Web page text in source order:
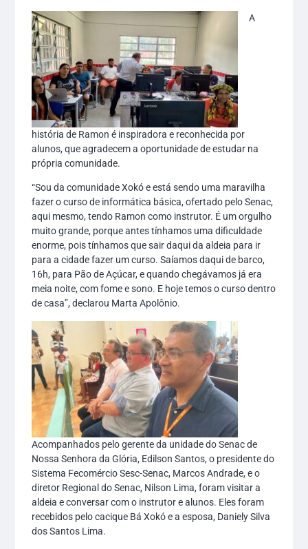
A
história de Ramon é inspiradora e reconhecida por
alunos, que agradecem a oportunidade de estudar na
própria comunidade.
“Sou da comunidade Xokó e está sendo uma maravilha
fazer o curso de informática básica, ofertado pelo Senac,
aqui mesmo, tendo Ramon como instrutor. É um orgulho
muito grande, porque antes tínhamos uma dificuldade
enorme, pois tínhamos que sair daqui da aldeia para ir
para a cidade fazer um curso. Saíamos daqui de barco,
16h, para Pão de Açúcar, e quando chegávamos já era
meia noite, com fome e sono. E hoje temos o curso dentro
de casa”, declarou Marta Apolônio.
Acompanhados pelo gerente da unidade do Senac de
Nossa Senhora da Glória, Edilson Santos, o presidente do
Sistema Fecomércio Sesc-Senac, Marcos Andrade, e o
diretor Regional do Senac, Nilson Lima, foram visitar a
aldeia e conversar com o instrutor e alunos. Eles foram
recebidos pelo cacique Bá Xokó e a esposa, Daniely Silva
dos Santos Lima.